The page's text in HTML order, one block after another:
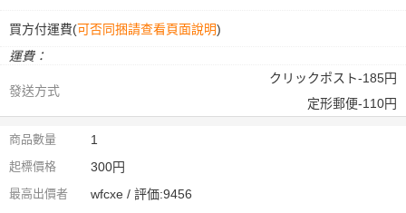
買方付運費(可否同捆請查看頁面說明)
運費：
發送方式
クリックポスト-185円
定形郵便-110円
商品數量 1
起標價格 300円
最高出價者 wfcxe / 評価:9456